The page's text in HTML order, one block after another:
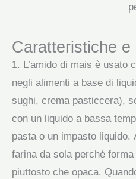
Caratteristiche e
1. L’amido di mais è usato
negli alimenti a base di
sughi, crema pasticcera),
con un liquido a bassa
pasta o un impasto liquido.
farina da sola perché
piuttosto che opaca.